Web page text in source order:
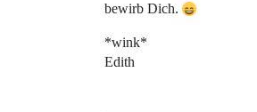
bewirb Dich.
*wink*
Edith